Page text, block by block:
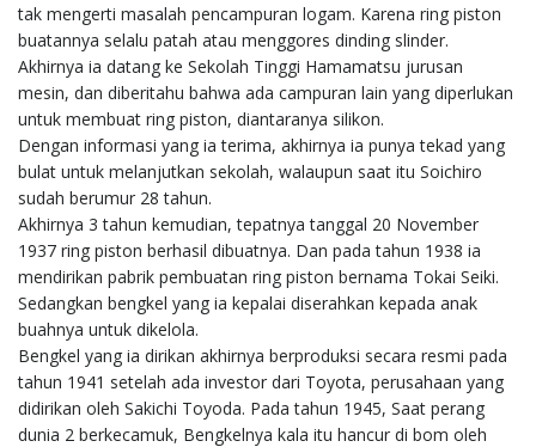
tak mengerti masalah pencampuran logam. Karena ring piston
buatannya selalu patah atau menggores dinding slinder.
Akhirnya ia datang ke Sekolah Tinggi Hamamatsu jurusan
mesin, dan diberitahu bahwa ada campuran lain yang diperlukan
untuk membuat ring piston, diantaranya silikon.
Dengan informasi yang ia terima, akhirnya ia punya tekad yang
bulat untuk melanjutkan sekolah, walaupun saat itu Soichiro
sudah berumur 28 tahun.
Akhirnya 3 tahun kemudian, tepatnya tanggal 20 November
1937 ring piston berhasil dibuatnya. Dan pada tahun 1938 ia
mendirikan pabrik pembuatan ring piston bernama Tokai Seiki.
Sedangkan bengkel yang ia kepalai diserahkan kepada anak
buahnya untuk dikelola.
Bengkel yang ia dirikan akhirnya berproduksi secara resmi pada
tahun 1941 setelah ada investor dari Toyota, perusahaan yang
didirikan oleh Sakichi Toyoda. Pada tahun 1945, Saat perang
dunia 2 berkecamuk, Bengkelnya kala itu hancur di bom oleh